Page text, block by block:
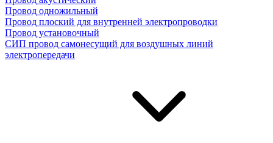
Провод одножильный
Провод плоский для внутренней электропроводки
Провод установочный
СИП провод самонесущий для воздушных линий
электропередачи